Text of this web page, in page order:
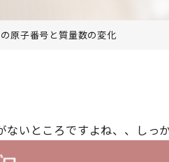
原子番号と質量数の変化
ないところですよね、、しっ